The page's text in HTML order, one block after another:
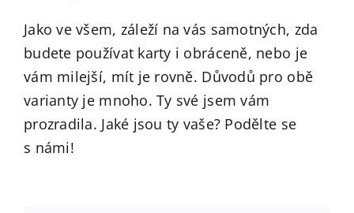
Jako ve všem, záleží na vás samotných, zda
budete používat karty i obráceně, nebo je
vám milejší, mít je rovně. Důvodů pro obě
varianty je mnoho. Ty své jsem vám
prozradila. Jaké jsou ty vaše? Podělte se
s námi!